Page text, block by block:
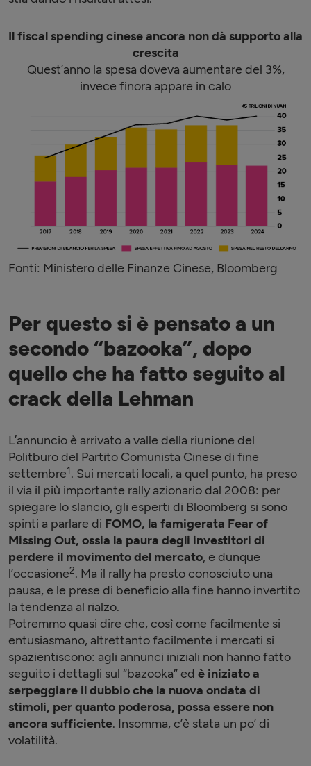
Il fiscal spending cinese ancora non dà supporto alla
crescita
Quest’anno la spesa doveva aumentare del 3%,
invece finora appare in calo
Fonti: Ministero delle Finanze Cinese, Bloomberg
Per questo si è pensato a un
secondo “bazooka”, dopo
quello che ha fatto seguito al
crack della Lehman
L’annuncio è arrivato a valle della riunione del
Politburo del Partito Comunista Cinese di fine
settembre1. Sui mercati locali, a quel punto, ha preso
il via il più importante rally azionario dal 2008: per
spiegare lo slancio, gli esperti di Bloomberg si sono
spinti a parlare di FOMO, la famigerata Fear of
Missing Out, ossia la paura degli investitori di
perdere il movimento del mercato, e dunque
l’occasione2. Ma il rally ha presto conosciuto una
pausa, e le prese di beneficio alla fine hanno invertito
la tendenza al rialzo.
Potremmo quasi dire che, così come facilmente si
entusiasmano, altrettanto facilmente i mercati si
spazientiscono: agli annunci iniziali non hanno fatto
seguito i dettagli sul “bazooka” ed è iniziato a
serpeggiare il dubbio che la nuova ondata di
stimoli, per quanto poderosa, possa essere non
ancora sufficiente. Insomma, c’è stata un po’ di
volatilità.